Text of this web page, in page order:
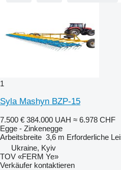
1
Syla Mashyn BZP-15
7.500 € 384.000 UAH ≈ 6.978 CHF
Egge - Zinkenegge
Arbeitsbreite 3,6 m Erforderliche
Ukraine, Kyiv
TOV «FERM Ye»
Verkäufer kontaktieren